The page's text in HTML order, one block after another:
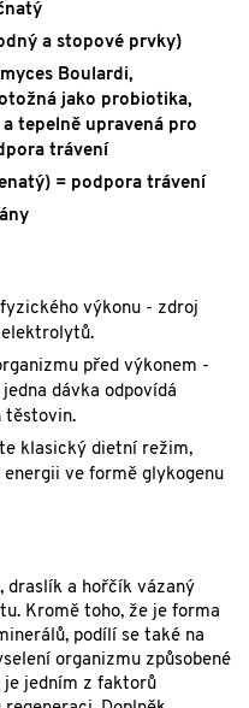
a stopové prvky)
Boulardi,
jako probiotika,
tepelně upravená pro
trávení
= podpora trávení
výkonu - zdroj
před výkonem -
dávka odpovídá
těstovin.
klasický dietní režim,
ve formě glykogenu
draslík a hořčík vázaný
Kromě toho, že je forma
podílí se také na
organizmu způsobené
je jedním z faktorů